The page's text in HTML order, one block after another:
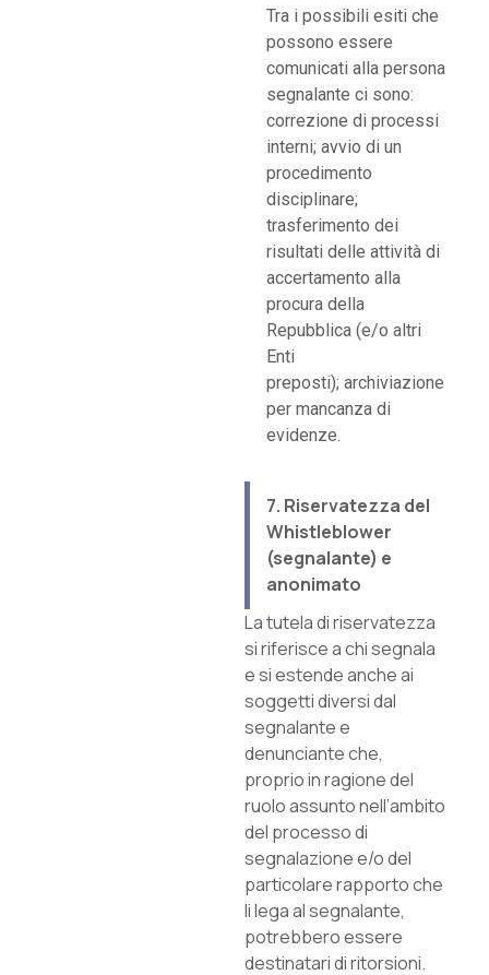
Tra i possibili esiti che
possono essere
comunicati alla persona
segnalante ci sono:
correzione di processi
interni; avvio di un
procedimento
disciplinare;
trasferimento dei
risultati delle attività di
accertamento alla
procura della
Repubblica (e/o altri
Enti
preposti); archiviazione
per mancanza di
evidenze.
7. Riservatezza del
Whistleblower
(segnalante) e
anonimato
La tutela di riservatezza
si riferisce a chi segnala
e si estende anche ai
soggetti diversi dal
segnalante e
denunciante che,
proprio in ragione del
ruolo assunto nell’ambito
del processo di
segnalazione e/o del
particolare rapporto che
li lega al segnalante,
potrebbero essere
destinatari di ritorsioni.